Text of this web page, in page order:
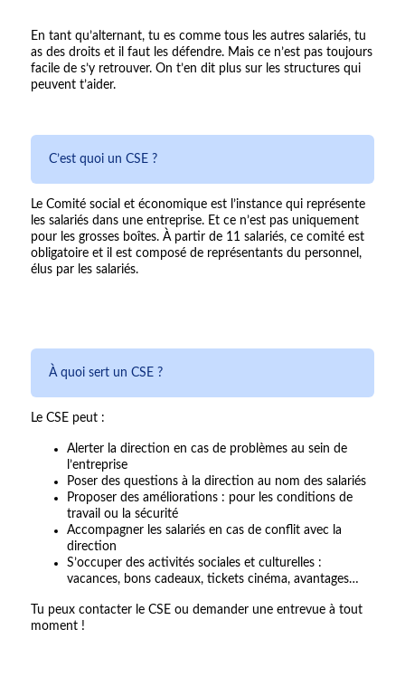
En tant qu’alternant, tu es comme tous les autres salariés, tu
as des droits et il faut les défendre. Mais ce n’est pas toujours
facile de s’y retrouver. On t’en dit plus sur les structures qui
peuvent t’aider.
C’est quoi un CSE ?
Le Comité social et économique est l’instance qui représente
les salariés dans une entreprise. Et ce n’est pas uniquement
pour les grosses boîtes. À partir de 11 salariés, ce comité est
obligatoire et il est composé de représentants du personnel,
élus par les salariés.
À quoi sert un CSE ?
Le CSE peut :
Alerter la direction en cas de problèmes au sein de
l’entreprise
Poser des questions à la direction au nom des salariés
Proposer des améliorations : pour les conditions de
travail ou la sécurité
Accompagner les salariés en cas de conflit avec la
direction
S’occuper des activités sociales et culturelles :
vacances, bons cadeaux, tickets cinéma, avantages…
Tu peux contacter le CSE ou demander une entrevue à tout
moment !